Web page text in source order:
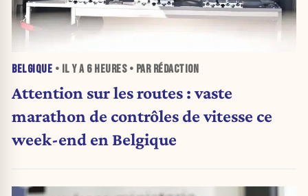
BELGIQUE • IL Y A 6 HEURES• PAR RÉDACTION
Attention sur les routes : vaste
marathon de contrôles de vitesse ce
week-end en Belgique